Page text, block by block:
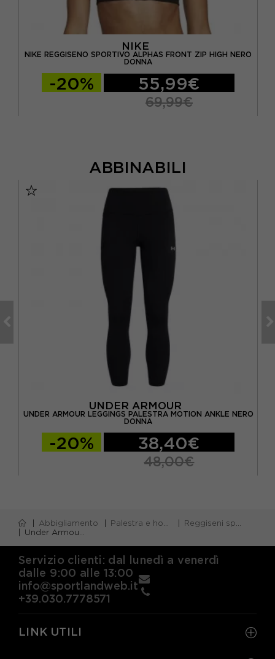
NIKE
NIKE REGGISENO SPORTIVO ALPHAS FRONT ZIP HIGH NERO
DONNA
-20% 55,99€
69,99€
ABBINABILI
UNDER ARMOUR
UNDER ARMOUR LEGGINGS PALESTRA MOTION ANKLE NERO
DONNA
-20% 38,40€
48,00€
Abbigliamento Palestra e home gym
Reggiseni sportivi palestra
Under Armour Reggiseno Sportivo Infinity High Support Nero Donna
Servizio clienti: dal lunedì a venerdì
dalle 9:00 alle 13:00
info@sportlandweb.it
+39.030.7778571
LINK UTILI